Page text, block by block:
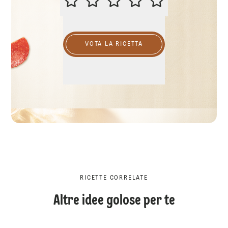
VOTA LA RICETTA
RICETTE CORRELATE
Altre idee golose per te